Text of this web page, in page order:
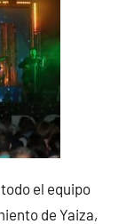
el equipo
de Yaiza,